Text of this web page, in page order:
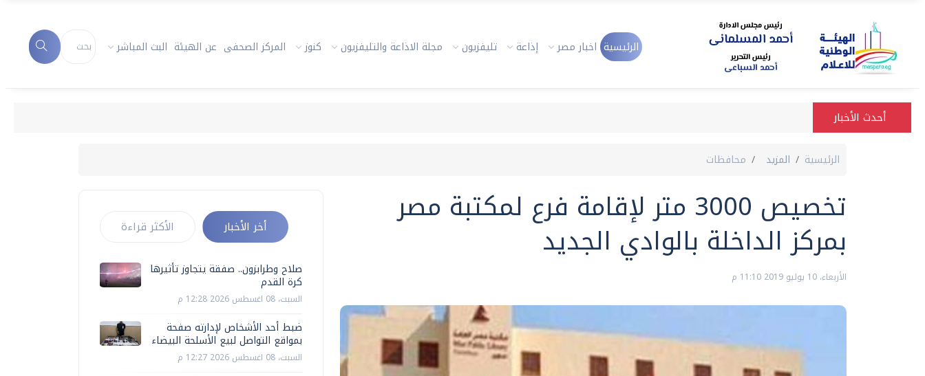
الرئيسية اخبار مصر إذاعة تليفزيون مجلة الاذاعة والتليفزيون كنوز المركز الصحفى عن الهيئة البث المباشر
أحدث الأخبار
الرئيسية المزيد محافظات
تخصيص 3000 متر لإقامة فرع لمكتبة مصر
بمركز الداخلة بالوادي الجديد
الأربعاء، 10 يوليو 2019 11:10 م
أخر الأخبار الأكثر قراءة
صلاح وطرابزون.. صفقة يتجاوز تأثيرها
كرة القدم
السبت، 08 اغسطس 2026 12:28 م
ضبط أحد الأشخاص لإدارته صفحة
بمواقع التواصل لبيع الأسلحة البيضاء
السبت، 08 اغسطس 2026 12:27 م